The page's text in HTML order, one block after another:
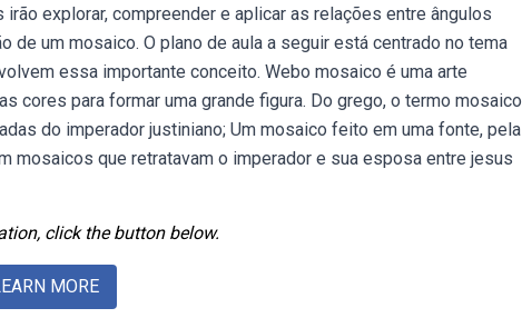
explorar, compreender e aplicar as relações entre ângulos
um mosaico. O plano de aula a seguir está centrado no tema
essa importante conceito. Webo mosaico é uma arte
cores para formar uma grande figura. Do grego, o termo mosaico
do imperador justiniano; Um mosaico feito em uma fonte, pela
mosaicos que retratavam o imperador e sua esposa entre jesus
click the button below.
MORE